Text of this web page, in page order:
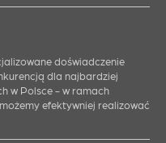
doświadczenie
dla najbardziej
w Polsce - w ramach
efektywniej realizować